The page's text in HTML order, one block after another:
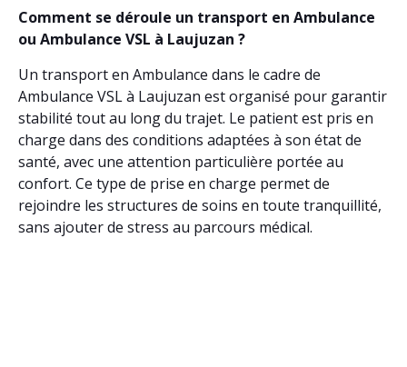
Comment se déroule un transport en Ambulance
ou Ambulance VSL à Laujuzan ?
Un transport en Ambulance dans le cadre de
Ambulance VSL à Laujuzan est organisé pour garantir
stabilité tout au long du trajet. Le patient est pris en
charge dans des conditions adaptées à son état de
santé, avec une attention particulière portée au
confort. Ce type de prise en charge permet de
rejoindre les structures de soins en toute tranquillité,
sans ajouter de stress au parcours médical.